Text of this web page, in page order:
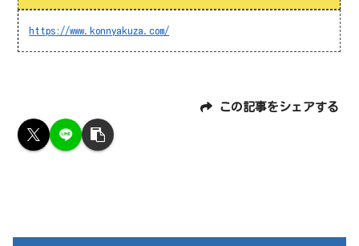
https://www.konnyakuza.com/
この記事をシェアする